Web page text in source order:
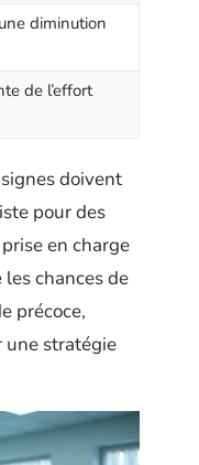
diminution
de l’effort
doivent
pour des
en charge
chances de
précoce,
stratégie